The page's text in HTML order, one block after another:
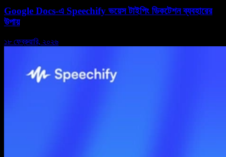
Google Docs-এ Speechify ভয়েস টাইপিং ডিকটেশন ব্যবহারের
উপায়
১৮ ফেব্রুয়ারি, ২০২৬